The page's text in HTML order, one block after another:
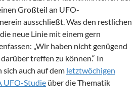
Großteil an UFO-
ausschließt. Was den restlichen
neue Linie mit einem gern
„Wir haben nicht genügend
treffen zu können.“ In
auch auf dem letztwöchigen
UFO-Studie über die Thematik